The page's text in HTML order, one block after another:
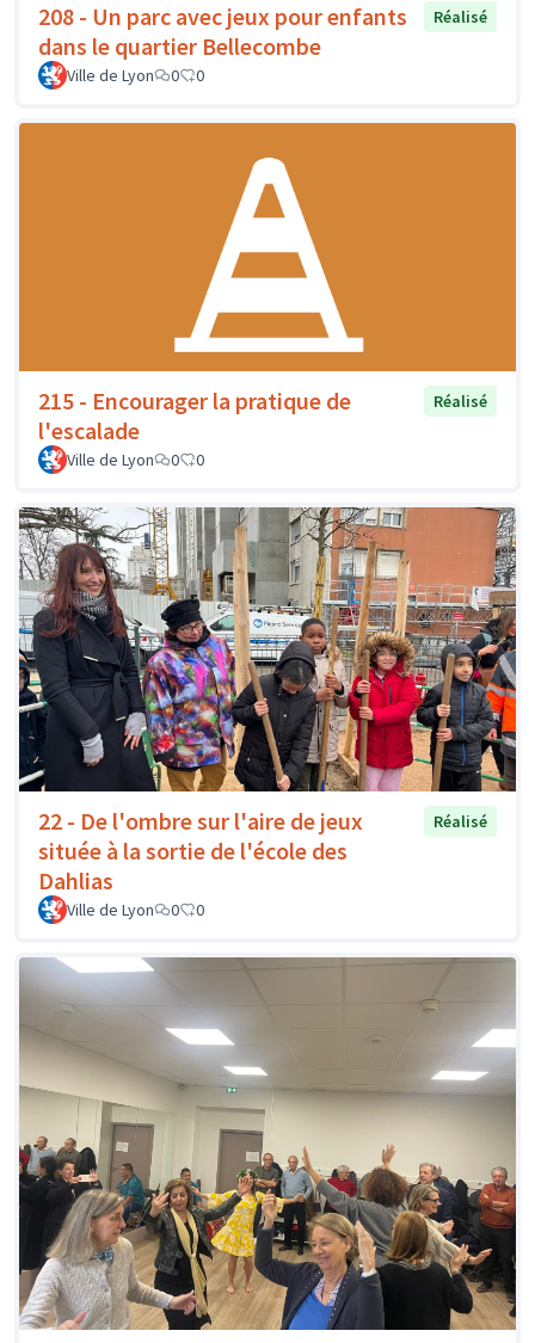
208 - Un parc avec jeux pour enfants
dans le quartier Bellecombe
Réalisé
Ville de Lyon 0 0
215 - Encourager la pratique de
l'escalade
Réalisé
Ville de Lyon 0 0
22 - De l'ombre sur l'aire de jeux
située à la sortie de l'école des
Dahlias
Réalisé
Ville de Lyon 0 0